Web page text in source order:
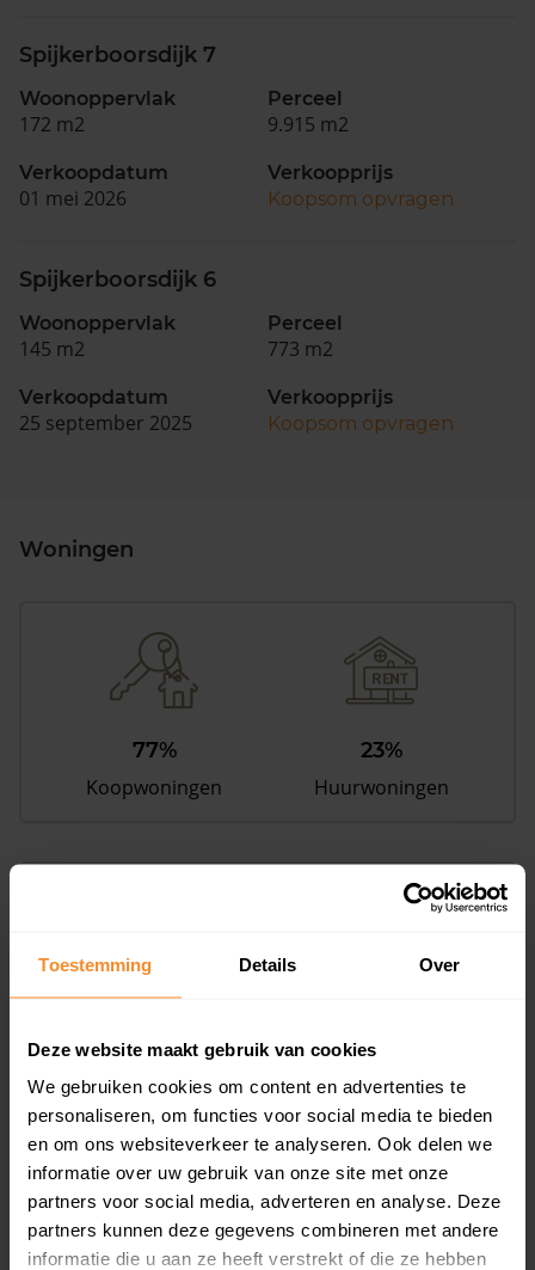
Toestemming Details Over
Deze website maakt gebruik van cookies
We gebruiken cookies om content en advertenties te
personaliseren, om functies voor social media te bieden
en om ons websiteverkeer te analyseren. Ook delen we
informatie over uw gebruik van onze site met onze
partners voor social media, adverteren en analyse. Deze
partners kunnen deze gegevens combineren met andere
informatie die u aan ze heeft verstrekt of die ze hebben
Spijkerboorsdijk 7
Woonoppervlak
172 m2
Perceel
9.915 m2
Verkoopdatum
01 mei 2026
Verkoopprijs
Koopsom opvragen
Spijkerboorsdijk 6
Woonoppervlak
145 m2
Perceel
773 m2
Verkoopdatum
25 september 2025
Verkoopprijs
Koopsom opvragen
Woningen
77%
Koopwoningen
23%
Huurwoningen
32%
Bouwjaar